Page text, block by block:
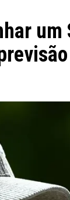
um